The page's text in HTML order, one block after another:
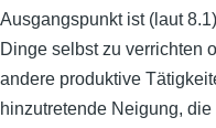
Ausgangspunkt ist (laut
Dinge selbst zu verrichten
andere produktive
hinzutretende Neigung,